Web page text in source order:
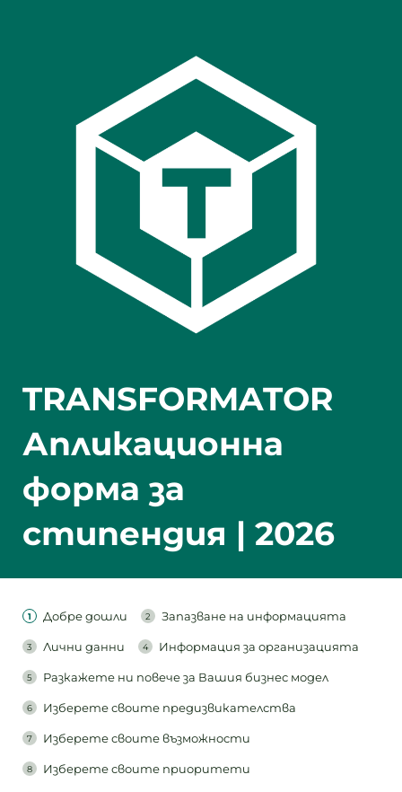
TRANSFORMATOR
Апликационна
форма за
стипендия | 2026
Добре дошли Запазване на информацията
Лични данни Информация за организацията
Разкажете ни повече за Вашия бизнес модел
Изберете своите предизвикателства
Изберете своите възможности
Изберете своите приоритети